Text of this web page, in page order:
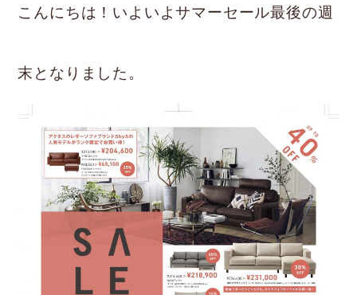
こんにちは！いよいよサマーセール最後の週
末となりました。